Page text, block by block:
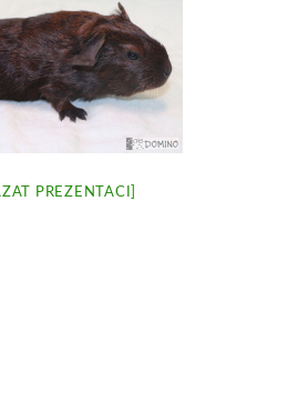
PREZENTACI]